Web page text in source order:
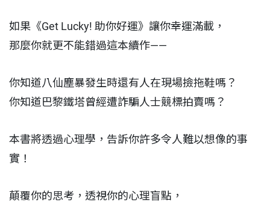
如果《Get Lucky! 助你好運》讓你幸運滿載，
那麼你就更不能錯過這本續作——
你知道八仙塵暴發生時還有人在現場撿拖鞋嗎？
你知道巴黎鐵塔曾經遭詐騙人士競標拍賣嗎？
本書將透過心理學，告訴你許多令人難以想像的事
實！
顛覆你的思考，透視你的心理盲點，